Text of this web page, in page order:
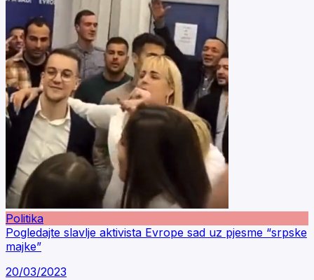
Politika
Pogledajte slavlje aktivista Evrope sad uz pjesme “srpske
majke”
20/03/2023